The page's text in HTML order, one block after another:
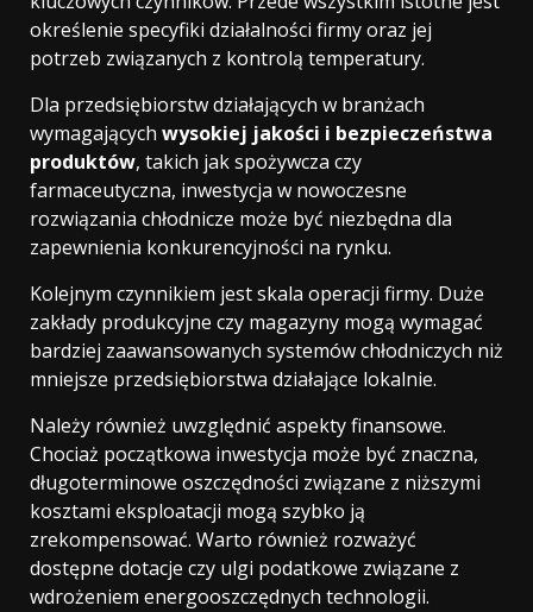
określenie specyfiki działalności firmy oraz jej
potrzeb związanych z kontrolą temperatury.
Dla przedsiębiorstw działających w branżach
wymagających wysokiej jakości i bezpieczeństwa
produktów, takich jak spożywcza czy
farmaceutyczna, inwestycja w nowoczesne
rozwiązania chłodnicze może być niezbędna dla
zapewnienia konkurencyjności na rynku.
Kolejnym czynnikiem jest skala operacji firmy. Duże
zakłady produkcyjne czy magazyny mogą wymagać
bardziej zaawansowanych systemów chłodniczych niż
mniejsze przedsiębiorstwa działające lokalnie.
Należy również uwzględnić aspekty finansowe.
Chociaż początkowa inwestycja może być znaczna,
długoterminowe oszczędności związane z niższymi
kosztami eksploatacji mogą szybko ją
zrekompensować. Warto również rozważyć
dostępne dotacje czy ulgi podatkowe związane z
wdrożeniem energooszczędnych technologii.